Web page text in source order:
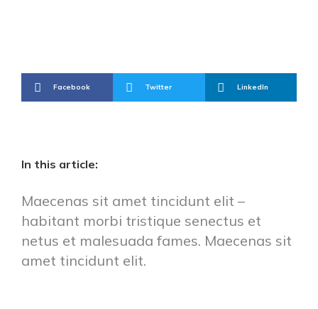
Facebook Twitter LinkedIn
In this article:
Maecenas sit amet tincidunt elit –
habitant morbi tristique senectus et
netus et malesuada fames. Maecenas sit
amet tincidunt elit.